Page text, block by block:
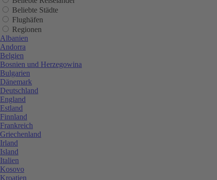
Beliebte Städte
Flughäfen
Regionen
Albanien
Andorra
Belgien
Bosnien und Herzegowina
Bulgarien
Dänemark
Deutschland
England
Estland
Finnland
Frankreich
Griechenland
Irland
Island
Italien
Kosovo
Kroatien